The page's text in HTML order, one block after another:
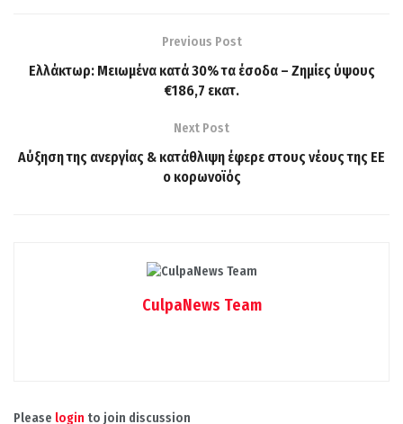
Previous Post
Ελλάκτωρ: Mειωμένα κατά 30% τα έσοδα – Ζημίες ύψους
€186,7 εκατ.
Next Post
Αύξηση της ανεργίας & κατάθλιψη έφερε στους νέους της ΕΕ
ο κορωνοϊός
CulpaNews Team
Please login to join discussion